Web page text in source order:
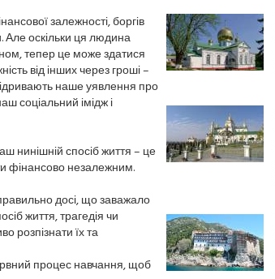
залежності, боргів
Але оскільки ця людина
тепер це може здатися
від інших через гроші –
наше уявлення про
соціальний імідж і
нинішній спосіб життя – це
фінансово незалежним.
досі, що заважало
життя, трагедія чи
розпізнати їх та
процес навчання, щоб